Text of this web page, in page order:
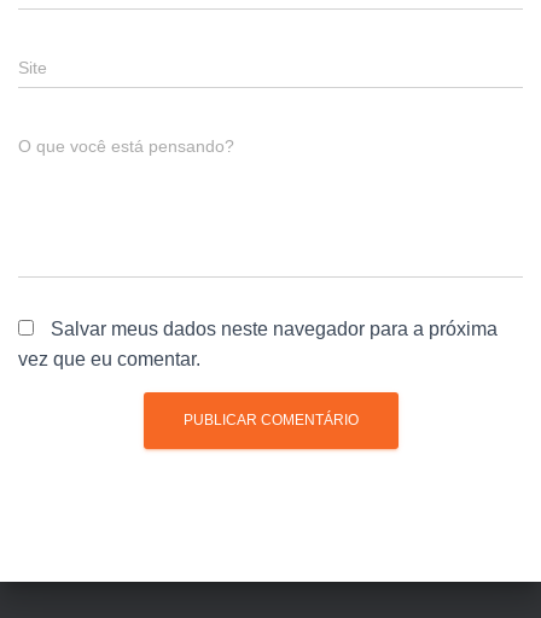
Site
O que você está pensando?
Salvar meus dados neste navegador para a próxima
vez que eu comentar.